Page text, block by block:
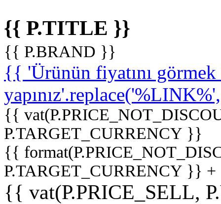
{{ P.TITLE }}
{{ P.BRAND }}
{{ 'Ürünün fiyatını
{{
P.TARGET_CURRENCY }}
{{
P.TARGET_CURRENCY }}
{{ vat(P.PRICE_SELL,